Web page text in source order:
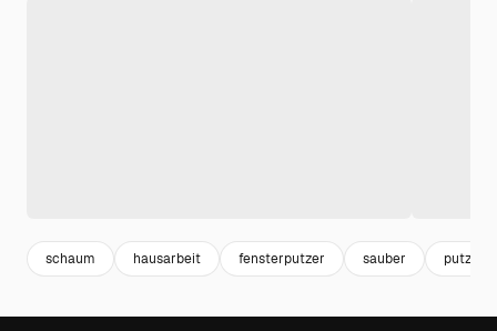
schaum hausarbeit fensterputzer sauber putzen